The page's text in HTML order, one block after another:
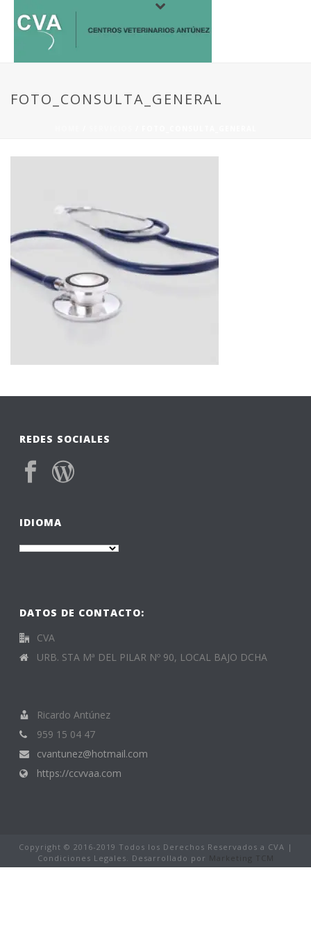
FOTO_CONSULTA_GENERAL
REDES SOCIALES
IDIOMA
DATOS DE CONTACTO:
CVA
URB. STA Mª DEL PILAR Nº 90, LOCAL BAJO DCHA
Ricardo Antúnez
959 15 04 47
cvantunez@hotmail.com
https://ccvvaa.com
Copyright © 2016-2019 Todos los Derechos Reservados a CVA |
Condiciones Legales. Desarrollado por Marketing TCM